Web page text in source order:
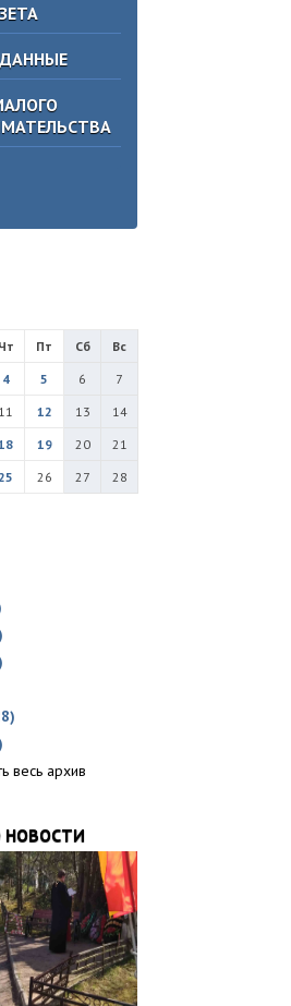
Чт Пт Сб
Вс
4 5 6
7
11 12 13
14
19 20
21
26 27
28
весь архив
НОВОСТИ